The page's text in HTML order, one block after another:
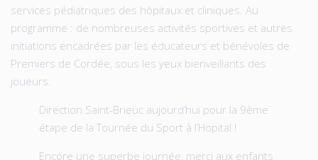
services pédiatriques des hôpitaux et cliniques. Au
programme : de nombreuses activités sportives et autres
initiations encadrées par les éducateurs et bénévoles de
Premiers de Cordée, sous les yeux bienveillants des
joueurs.
Direction Saint-Brieuc aujourd’hui pour la 9ème
étape de la Tournée du Sport à l’Hopital !
Encore une superbe journée, merci aux enfants